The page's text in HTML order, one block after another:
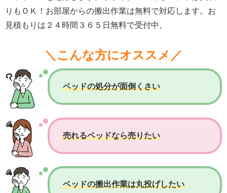
りもＯＫ！お部屋からの搬出作業は無料で対応します。お
見積もりは２４時間３６５日無料で受付中。
＼こんな方にオススメ／
ベッドの処分が面倒くさい
売れるベッドなら売りたい
ベッドの搬出作業は丸投げしたい